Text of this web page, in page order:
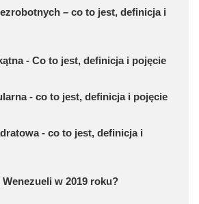
– co to jest, definicja i
- Co to jest, definicja i pojęcie
- co to jest, definicja i pojęcie
- co to jest, definicja i
w 2019 roku?